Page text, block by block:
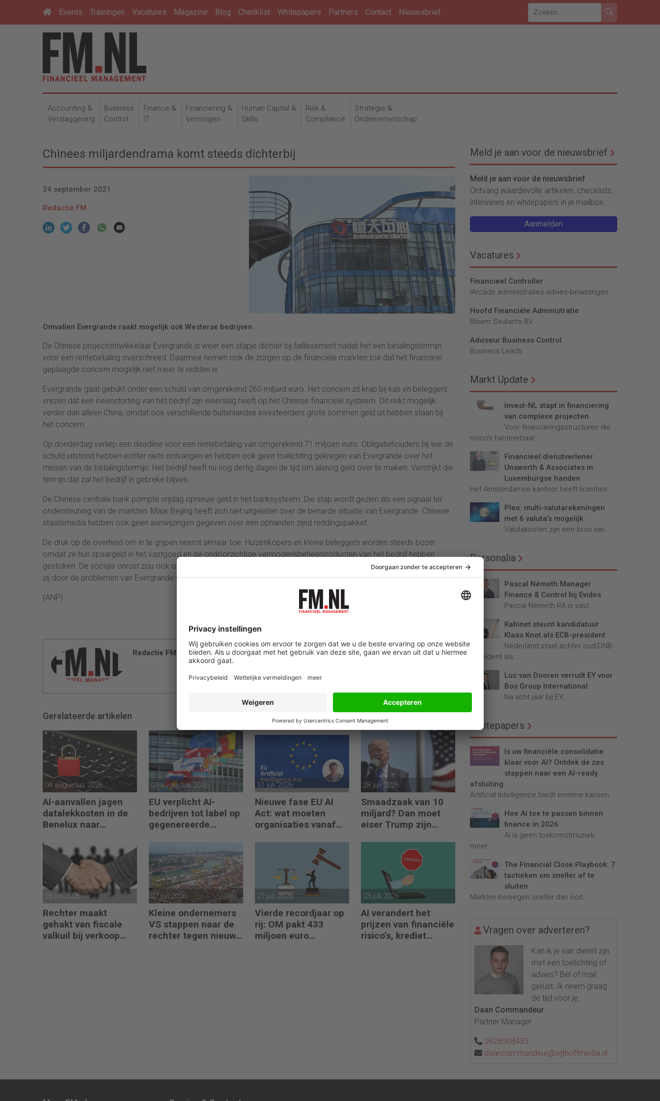
Events Trainingen Vacatures Magazine Blog Checklist Whitepapers Partners Contact Nieuwsbrief
Accounting &
Verslaggeving
Business
Control
Finance &
IT
Financiering &
Vermogen
Human Capital &
Skills
Risk &
Compliance
Strategie &
Ondernemerschap
Chinees miljardendrama komt steeds dichterbij
24 september 2021
Redactie FM
Omvallen Evergrande raakt mogelijk ook Westerse bedrijven.
De Chinese projectontwikkelaar Evergrande is weer een stapje dichter bij faillissement nadat het een betalingstermijn
voor een rentebetaling overschreed. Daarmee nemen ook de zorgen op de financiële markten toe dat het financieel
geplaagde concern mogelijk niet meer te redden is.
Evergrande gaat gebukt onder een schuld van omgerekend 260 miljard euro. Het concern zit krap bij kas en beleggers
vrezen dat een ineenstorting van het bedrijf zijn weerslag heeft op het Chinese financiële systeem. Dit reikt mogelijk
verder dan alleen China, omdat ook verschillende buitenlandse investeerders grote sommen geld uit hebben staan bij
het concern.
Op donderdag verliep een deadline voor een rentebetaling van omgerekend 71 miljoen euro. Obligatiehouders bij wie de
schuld uitstond hebben echter niets ontvangen en hebben ook geen toelichting gekregen van Evergrande over het
missen van de betalingstermijn. Het bedrijf heeft nu nog dertig dagen de tijd om alsnog geld over te maken. Verstrijkt die
termijn dat zal het bedrijf in gebreke blijven.
De Chinese centrale bank pompte vrijdag opnieuw geld in het banksysteem. Die stap wordt gezien als een signaal ter
ondersteuning van de markten. Maar Beijing heeft zich niet uitgelaten over de benarde situatie van Evergrande. Chinese
staatsmedia hebben ook geen aanwijzingen gegeven over een ophanden zijnd reddingspakket.
De druk op de overheid om in te grijpen neemt almaar toe. Huizenkopers en kleine beleggers worden steeds bozer
omdat ze hun spaargeld in het vastgoed en de ondoorzichtige vermogensbeheerproducten van het bedrijf hebben
gestoken. De sociale onrust zou ook over kunnen slaan op andere projectontwikkelaars omdat het gevaar bestaat dat
zij door de problemen van Evergrande ook in zwaar weer terechtkomen.
(ANP)
Redactie FM
Gerelateerde artikelen
04 augustus 2026
AI-aanvallen jagen
datalekkosten in de
Benelux naar
03 augustus 2026
EU verplicht AI-
bedrijven tot label op
gegenereerde
31 juli 2026
Nieuwe fase EU AI
Act: wat moeten
organisaties vanaf
28 juli 2026
Smaadzaak van 10
miljard? Dan moet
eiser Trump zijn
28 juli 2026
Rechter maakt
gehakt van fiscale
valkuil bij verkoop
27 juli 2026
Kleine ondernemers
VS stappen naar de
rechter tegen nieuwe
27 juli 2026
Vierde recordjaar op
rij: OM pakt 433
miljoen euro
23 juli 2026
AI verandert het
prijzen van financiële
risico’s, krediet
Meld je aan voor de nieuwsbrief
Meld je aan voor de nieuwsbrief
Ontvang waardevolle artikelen, checklists,
interviews en whitepapers in je mailbox.
Aanmelden
Vacatures
Financieel Controller
lArcade administraties-advies-belastingen
Hoofd Financiële Administratie
Bloem Sealants BV
Adviseur Business Control
Business Leads
Markt Update
Invest-NL stapt in financiering
van complexe projecten
Voor financieringsstructuren die
risico’s hanteerbaar...
Financieel dienstverlener
Unsworth & Associates in
Luxemburgse handen
Het Amsterdamse kantoor heeft licenties...
Pleo: multi-valutarekeningen
met 6 valuta’s mogelijk
Valutakosten zijn een bron van...
Personalia
Pascal Németh Manager
Finance & Control bij Evides
Pascal Németh RA is vast...
Kabinet steunt kandidatuur
Klaas Knot als ECB-president
Nederland staat achter oud-DNB-
president als...
Luc van Dooren verruilt EY voor
Bos Group International
Na acht jaar bij EY...
Whitepapers
Is uw financiële consolidatie
klaar voor AI? Ontdek de zes
stappen naar een AI-ready
afsluiting
Artificial Intelligence biedt enorme kansen...
Hoe AI toe te passen binnen
finance in 2026
AI is geen toekomstmuziek
meer...
The Financial Close Playbook: 7
tactieken om sneller af te
sluiten
Markten bewegen sneller dan ooit....
Vragen over adverteren?
Kan ik je van dienst zijn
met een toelichting of
advies? Bel of mail
gerust. Ik neem graag
de tijd voor je.
Daan Commandeur
Partner Manager
0628068433
daancommandeur@sijthoffmedia.nl